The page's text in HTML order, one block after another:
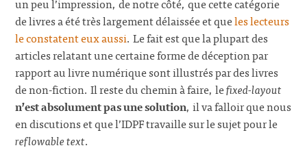
un peu l’impression, de notre côté, que cette catégorie
de livres a été très largement délaissée et queles lecteurs
le constatent eux aussi. Le fait est que la plupart des
articles relatant une certaine forme de déception par
rapport au livre numérique sont illustrés par des livres
de non-fiction. Il reste du chemin à faire, lefixed-layout
n’est absolument pas une solution, il va falloir que nous
en discutions et que l’IDPF travaille sur le sujet pour le
reflowable text.